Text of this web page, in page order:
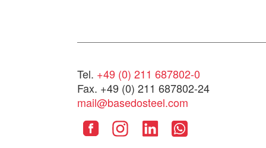
Tel. +49 (0) 211 687802-0
Fax. +49 (0) 211 687802-24
mail@basedosteel.com